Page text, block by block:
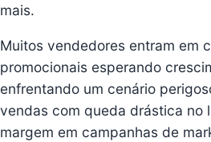
mais.
Muitos vendedores entram em
promocionais esperando
enfrentando um cenário
vendas com queda drástica no
margem em campanhas de